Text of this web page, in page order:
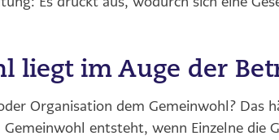
liegt im Auge der
Organisation dem Gemeinwohl? Das
entsteht, wenn Einzelne die